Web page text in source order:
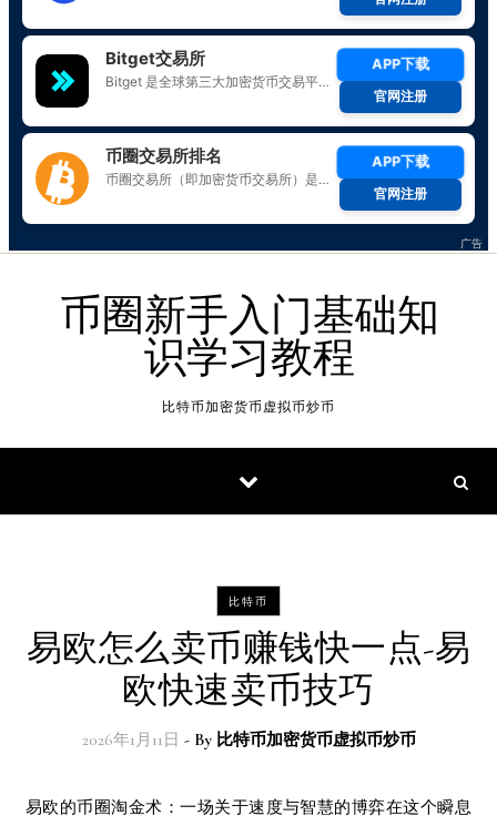
币圈新手入门基础知
识学习教程
比特币加密货币虚拟币炒币
比特币
易欧怎么卖币赚钱快一点-易
欧快速卖币技巧
2026年1月11日 - By 比特币加密货币虚拟币炒币
易欧的币圈淘金术：一场关于速度与智慧的博弈在这个瞬息